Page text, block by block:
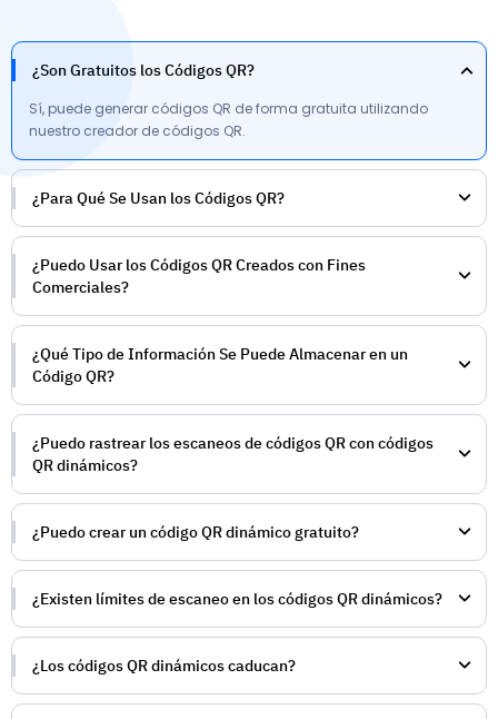
¿Son Gratuitos los Códigos QR?
Sí, puede generar códigos QR de forma gratuita utilizando
nuestro creador de códigos QR.
¿Para Qué Se Usan los Códigos QR?
¿Puedo Usar los Códigos QR Creados con Fines
Comerciales?
¿Qué Tipo de Información Se Puede Almacenar en un
Código QR?
¿Puedo rastrear los escaneos de códigos QR con códigos
QR dinámicos?
¿Puedo crear un código QR dinámico gratuito?
¿Existen límites de escaneo en los códigos QR dinámicos?
¿Los códigos QR dinámicos caducan?